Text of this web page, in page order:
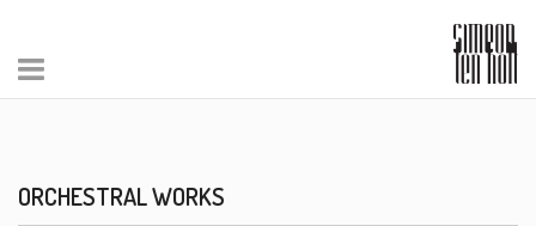
ORCHESTRAL WORKS